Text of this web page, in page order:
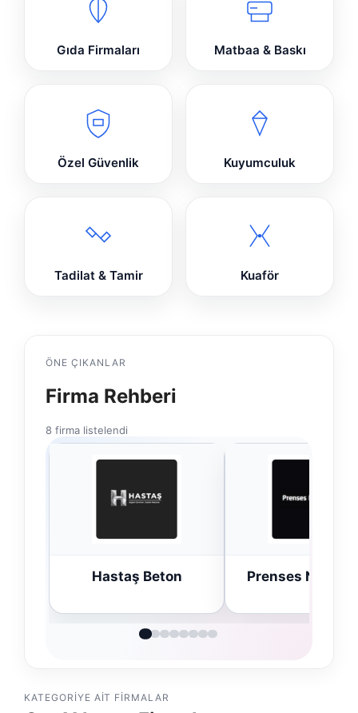
Gıda Firmaları Matbaa & Baskı
Özel Güvenlik Kuyumculuk
Tadilat & Tamir Kuaför
ÖNE ÇIKANLAR
Firma Rehberi
8 firma listelendi
Hastaş Beton Prenses Night
KATEGORIYE AIT FIRMALAR